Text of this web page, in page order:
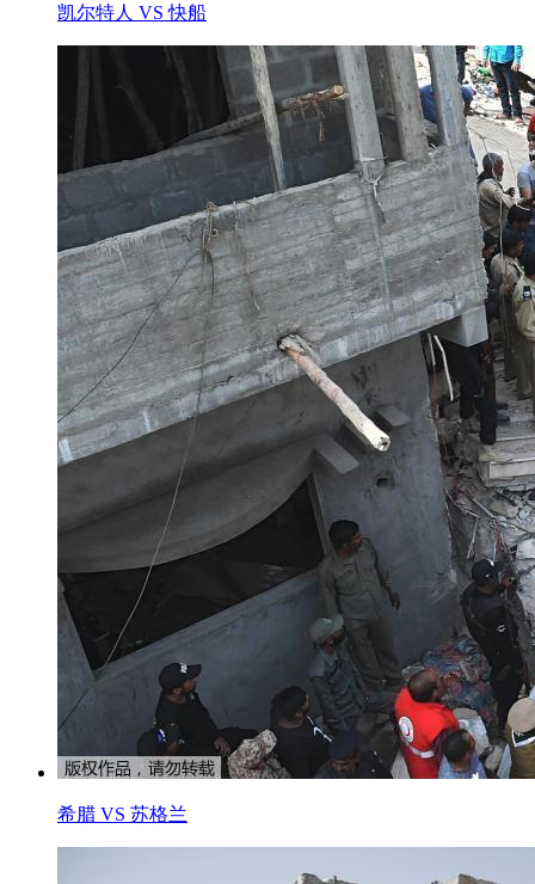
凯尔特人 VS 快船
希腊 VS 苏格兰